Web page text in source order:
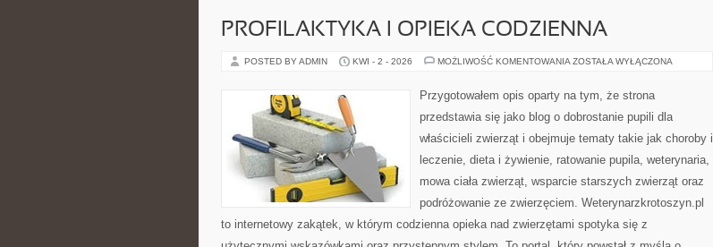
PROFILAKTYKA I OPIEKA CODZIENNA
POSTED BY ADMIN KWI - 2 - 2026 MOŻLIWOŚĆ KOMENTOWANIA PROFILAKTYKA
CODZIENNA
ZOSTAŁA WYŁĄCZONA
Przygotowałem opis oparty na tym, że strona
przedstawia się jako blog o dobrostanie pupili dla
właścicieli zwierząt i obejmuje tematy takie jak choroby i
leczenie, dieta i żywienie, ratowanie pupila, weterynaria,
mowa ciała zwierząt, wsparcie starszych zwierząt oraz
podróżowanie ze zwierzęciem. Weterynarzkrotoszyn.pl
to internetowy zakątek, w którym codzienna opieka nad zwierzętami spotyka się z